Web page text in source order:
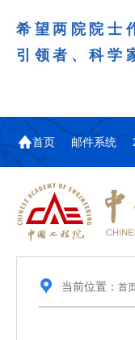
希望两院院士
引领者、科学
首页 邮件系统
当前位置： 首